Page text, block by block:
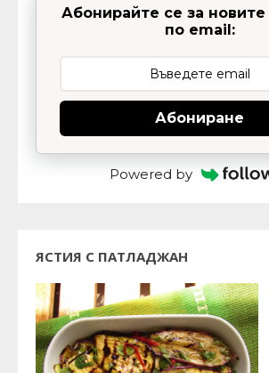
Абонирайте се за
по email:
Абониране
Powered by
ЯСТИЯ С ПАТЛАДЖАН